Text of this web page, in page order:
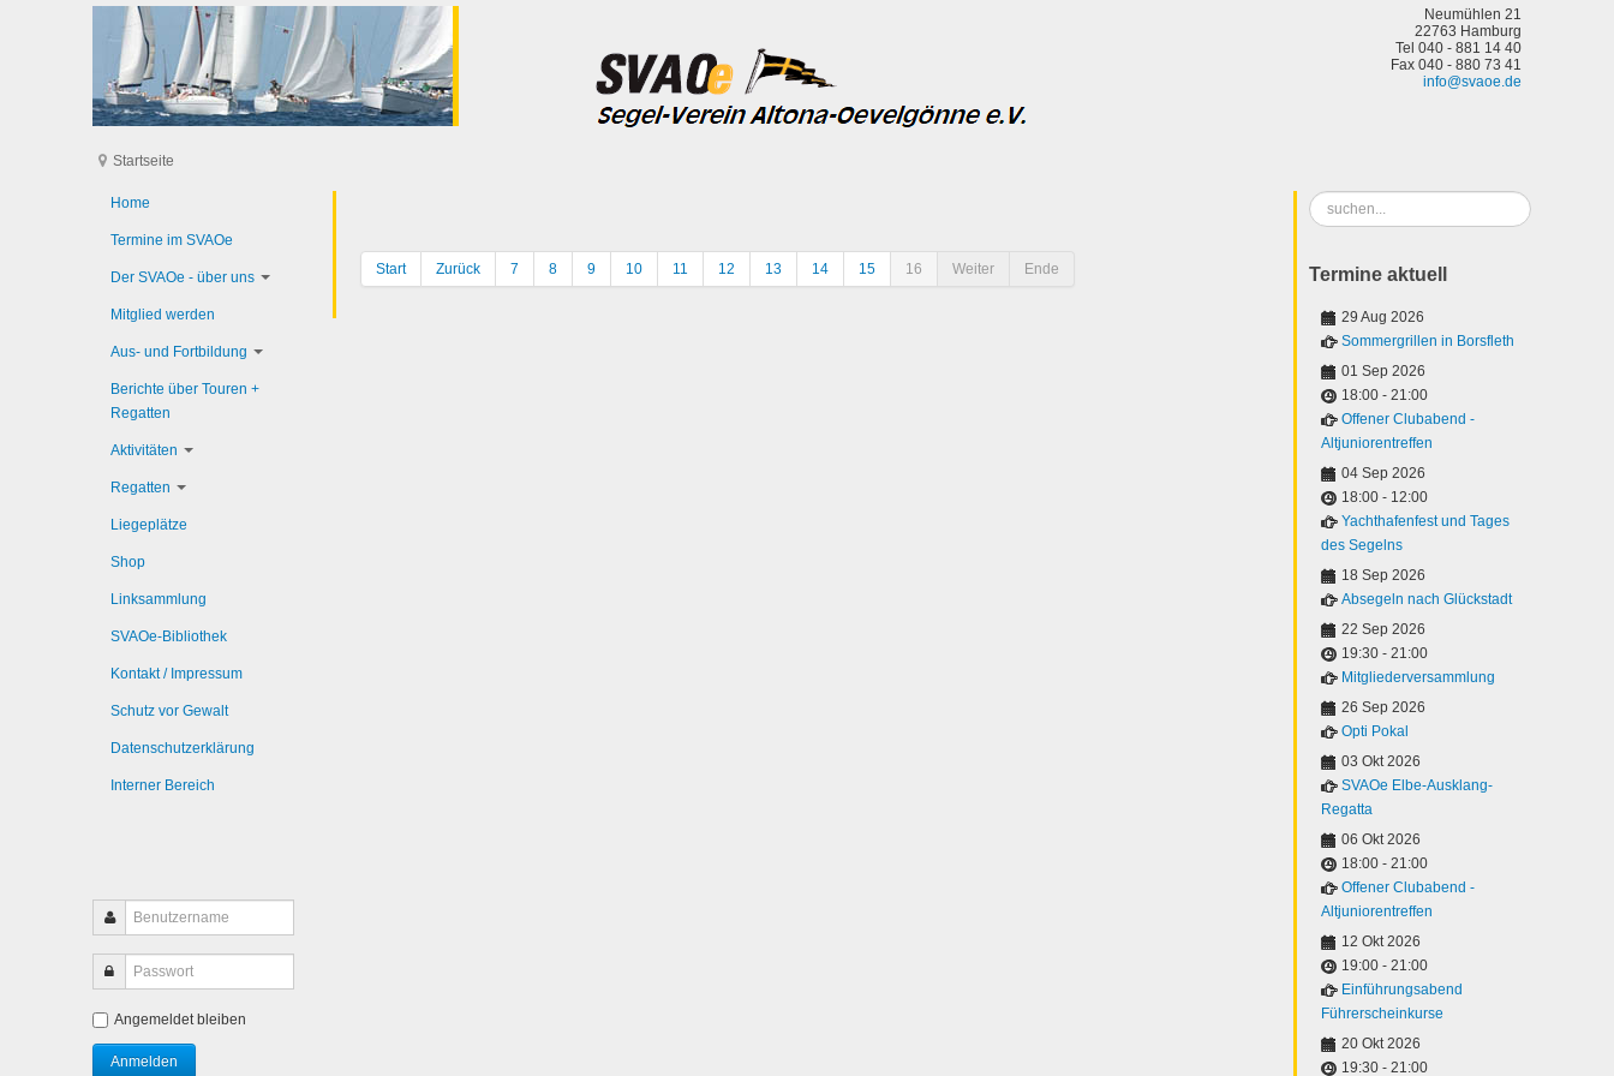
Neumühlen 21
22763 Hamburg
Tel 040 - 881 14 40
Fax 040 - 880 73 41
info@svaoe.de
Startseite
Start Zurück 7 8 9 10 11 12 13 14 15 16 Weiter Ende
Home
Termine im SVAOe
Der SVAOe - über uns
Mitglied werden
Aus- und Fortbildung
Berichte über Touren +
Regatten
Aktivitäten
Regatten
Liegeplätze
Shop
Linksammlung
SVAOe-Bibliothek
Kontakt / Impressum
Schutz vor Gewalt
Datenschutzerklärung
Interner Bereich
Angemeldet bleiben
Suchen
...
Termine aktuell
29 Aug 2026
Sommergrillen in Borsfleth
01 Sep 2026
18:00 - 21:00
Offener Clubabend -
Altjuniorentreffen
04 Sep 2026
18:00 - 12:00
Yachthafenfest und Tages
des Segelns
18 Sep 2026
Absegeln nach Glückstadt
22 Sep 2026
19:30 - 21:00
Mitgliederversammlung
26 Sep 2026
Opti Pokal
03 Okt 2026
SVAOe Elbe-Ausklang-
Regatta
06 Okt 2026
18:00 - 21:00
Offener Clubabend -
Altjuniorentreffen
12 Okt 2026
19:00 - 21:00
Einführungsabend
Führerscheinkurse
20 Okt 2026
19:30 - 21:00